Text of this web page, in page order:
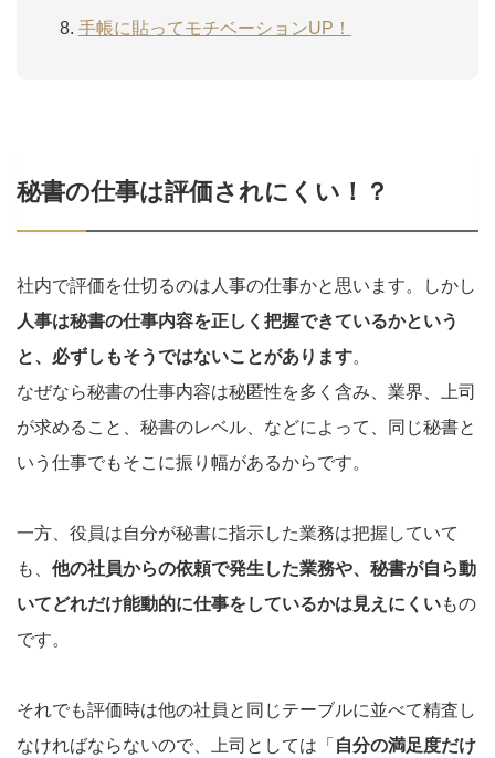
手帳に貼ってモチベーションUP！
秘書の仕事は評価されにくい！？
社内で評価を仕切るのは人事の仕事かと思います。しかし
人事は秘書の仕事内容を正しく把握できているかという
と、必ずしもそうではないことがあります。
なぜなら秘書の仕事内容は秘匿性を多く含み、業界、上司
が求めること、秘書のレベル、などによって、同じ秘書と
いう仕事でもそこに振り幅があるからです。
一方、役員は自分が秘書に指示した業務は把握していて
も、 他の社員からの依頼で発生した業務や、秘書が自ら動
いてどれだけ能動的に仕事をしているかは見えにくいもの
です。
それでも評価時は他の社員と同じテーブルに並べて精査し
なければならないので、上司としては「 自分の満足度だけ